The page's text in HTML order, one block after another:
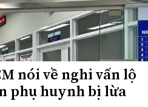
nói về nghi vấn lộ
phụ huynh bị lừa